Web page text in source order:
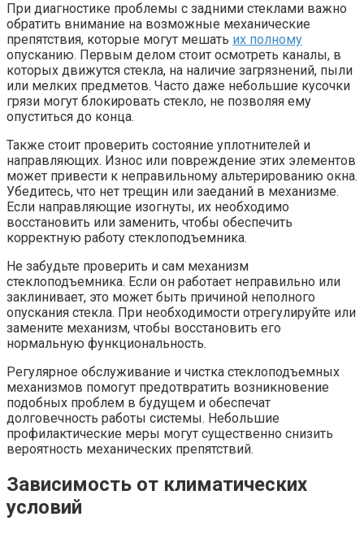
При диагностике проблемы с задними стеклами важно
обратить внимание на возможные механические
препятствия, которые могут мешать их полному
опусканию. Первым делом стоит осмотреть каналы, в
которых движутся стекла, на наличие загрязнений, пыли
или мелких предметов. Часто даже небольшие кусочки
грязи могут блокировать стекло, не позволяя ему
опуститься до конца.
Также стоит проверить состояние уплотнителей и
направляющих. Износ или повреждение этих элементов
может привести к неправильному альтерированию окна.
Убедитесь, что нет трещин или заеданий в механизме.
Если направляющие изогнуты, их необходимо
восстановить или заменить, чтобы обеспечить
корректную работу стеклоподъемника.
Не забудьте проверить и сам механизм
стеклоподъемника. Если он работает неправильно или
заклинивает, это может быть причиной неполного
опускания стекла. При необходимости отрегулируйте или
замените механизм, чтобы восстановить его
нормальную функциональность.
Регулярное обслуживание и чистка стеклоподъемных
механизмов помогут предотвратить возникновение
подобных проблем в будущем и обеспечат
долговечность работы системы. Небольшие
профилактические меры могут существенно снизить
вероятность механических препятствий.
Зависимость от климатических
условий